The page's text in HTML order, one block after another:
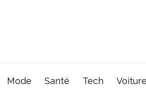
Mode Santé Tech Voiture